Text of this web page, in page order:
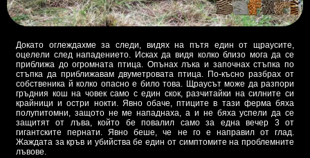
Докато оглеждахме за следи, видях на пътя един от щраусите,
оцелели след нападението. Исках да видя колко близо мога да се
приближа до огромната птица. Опънах лъка и започнах стъпка по
стъпка да приближавам двуметровата птица. По-късно разбрах от
собственика й колко опасно е било това. Щраусът може да разпори
гръдния кош на човек само с един скок, разчитайки на силните си
крайници и остри нокти. Явно обаче, птиците в тази ферма бяха
полупитомни, защото не ме нападнаха, а и не бяха успели да се
защитят от лъва, който бе повалил само за една вечер 3 от
гигантските пернати. Явно беше, че не го е направил от глад.
Жаждата за кръв и убийства бе един от симптомите на проблемните
лъвове.